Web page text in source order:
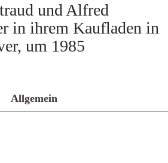
und Alfred
in ihrem Kaufladen in
um 1985
Allgemein